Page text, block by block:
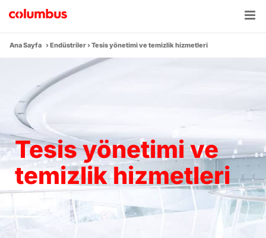
content
Ana Sayfa ›Endüstriler›Tesis yönetimi ve temizlik hizmetleri
Tesis yönetimi ve
temizlik hizmetleri